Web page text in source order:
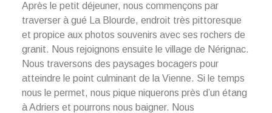
Après le petit déjeuner, nous commençons par
traverser à gué La Blourde, endroit très pittoresque
et propice aux photos souvenirs avec ses rochers de
granit. Nous rejoignons ensuite le village de Nérignac.
Nous traversons des paysages bocagers pour
atteindre le point culminant de la Vienne. Si le temps
nous le permet, nous pique niquerons près d’un étang
à Adriers et pourrons nous baigner. Nous